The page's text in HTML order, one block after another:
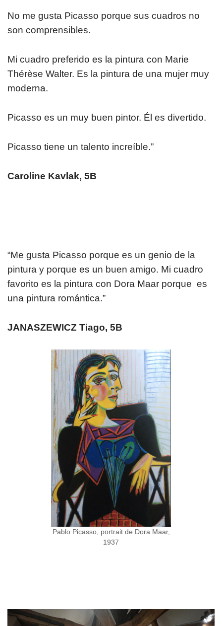
No me gusta Picasso porque sus cuadros no
son comprensibles.
Mi cuadro preferido es la pintura con Marie
Thérèse Walter. Es la pintura de una mujer muy
moderna.
Picasso es un muy buen pintor. Él es divertido.
Picasso tiene un talento increíble.”
Caroline Kavlak, 5B
“Me gusta Picasso porque es un genio de la
pintura y porque es un buen amigo. Mi cuadro
favorito es la pintura con Dora Maar porque es
una pintura romántica.”
JANASZEWICZ Tiago, 5B
Pablo Picasso, portrait de Dora Maar,
1937